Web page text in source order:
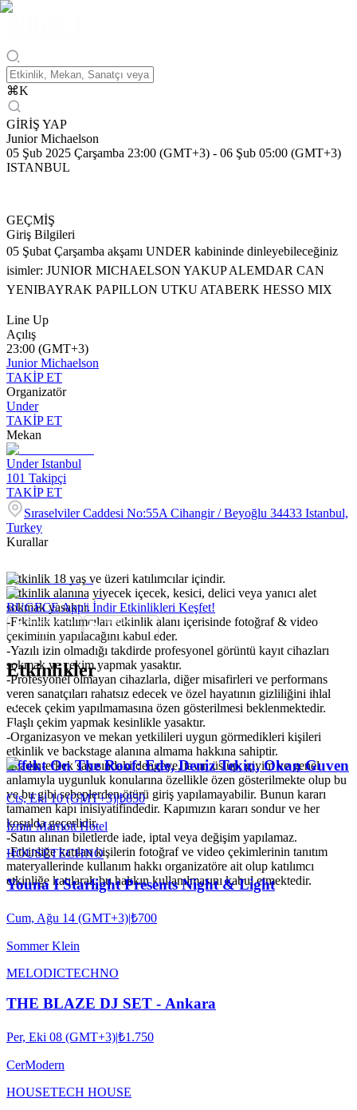
⌘K
GİRİŞ YAP
Junior Michaelson
05 Şub 2025 Çarşamba 23:00 (GMT+3) - 06 Şub 05:00 (GMT+3)
ISTANBUL
GEÇMİŞ
Giriş Bilgileri
05 Şubat Çarşamba akşamı UNDER kabininde dinleyebileceğiniz
isimler: JUNIOR MICHAELSON YAKUP ALEMDAR CAN
YENIBAYRAK PAPILLON UTKU ATABERK HESSO MIX
Line Up
Açılış
23:00 (GMT+3)
Junior Michaelson
TAKİP ET
Organizatör
Under
TAKİP ET
Mekan
Under Istanbul
101 Takipçi
TAKİP ET
Sıraselviler Caddesi No:55A Cihangir / Beyoğlu 34433 Istanbul,
Turkey
Kurallar
-Etkinlik 18 yaş ve üzeri katılımcılar içindir.
-Etkinlik alanına yiyecek içecek, kesici, delici veya yanıcı alet
sokmak yasaktır.
-Etkinlik katılımcıları etkinlik alanı içerisinde fotoğraf & video
çekiminin yapılacağını kabul eder.
-Yazılı izin olmadığı takdirde profesyonel görüntü kayıt cihazları
sokmak ve çekim yapmak yasaktır.
-Profesyonel olmayan cihazlarla, diğer misafirleri ve performans
veren sanatçıları rahatsız edecek ve özel hayatının gizliliğini ihlal
edecek çekim yapılmamasına özen gösterilmesi beklenmektedir.
Flaşlı çekim yapmak kesinlikle yasaktır.
-Organizasyon ve mekan yetkilileri uygun görmedikleri kişileri
etkinlik ve backstage alanına almama hakkına sahiptir.
-Kadın-erkek sayısındaki dengeye, tavır, üslup, giyim ve genel
anlamıyla uygunluk konularına özellikle özen gösterilmekte olup bu
ve bu gibi sebeplerden ötürü giriş yapılamayabilir. Bunun kararı
tamamen kapı inisiyatifindedir. Kapımızın kararı sondur ve her
koşulda geçerlidir.
-Satın alınan biletlerde iade, iptal veya değişim yapılamaz.
-Etkinliğe katılan kişilerin fotoğraf ve video çekimlerinin tanıtım
materyallerinde kullanım hakkı organizatöre ait olup katılımcı
etkinliğe katılarak bu hakkın kullanılmasını kabul etmektedir.
BUGECE App'i İndir Etkinlikleri Keşfet!
Etkinlikler
Effekt On The Roof: Ede, Deniz Tekin, Okan Guven
Cts, Eki 10 (GMT+3)|₺850
İzmir Marriott Hotel
HOUSETECHNO
Youna I Starlight Presents Night & Light
Cum, Ağu 14 (GMT+3)|₺700
Sommer Klein
MELODICTECHNO
THE BLAZE DJ SET - Ankara
Per, Eki 08 (GMT+3)|₺1.750
CerModern
HOUSETECH HOUSE